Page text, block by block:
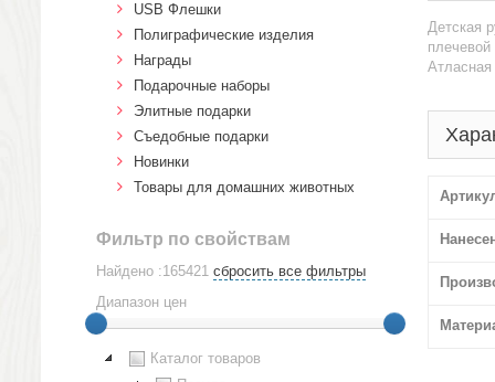
Детская
Атласная
USB Флешки
Полиграфические изделия
Награды
Подарочные наборы
Элитные подарки
Cъедобные подарки
Новинки
Товары для домашних животных
Фильтр по свойствам
Найдено :165421 сбросить все фильтры
Диапазон цен
Каталог товаров